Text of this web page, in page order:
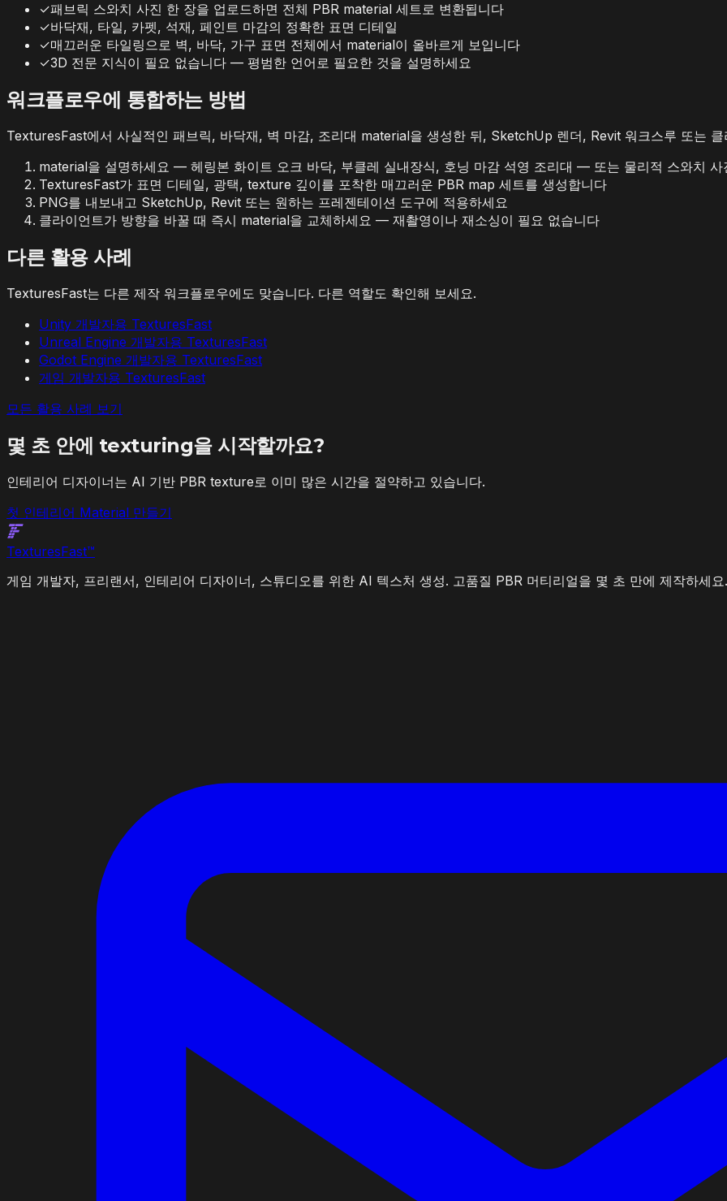
✓패브릭 스와치 사진 한 장을 업로드하면 전체 PBR material 세트로 변환됩니다
✓바닥재, 타일, 카펫, 석재, 페인트 마감의 정확한 표면 디테일
✓매끄러운 타일링으로 벽, 바닥, 가구 표면 전체에서 material이 올바르게 보입니다
✓3D 전문 지식이 필요 없습니다 — 평범한 언어로 필요한 것을 설명하세요
워크플로우에 통합하는 방법
TexturesFast에서 사실적인 패브릭, 바닥재, 벽 마감, 조리대 material을 생성한 뒤, SketchUp 렌더, Revit 워크스루 또는
material을 설명하세요 — 헤링본 화이트 오크 바닥, 부클레 실내장식, 호닝 마감 석영 조리대 — 또는 물리적 스와치 사
TexturesFast가 표면 디테일, 광택, texture 깊이를 포착한 매끄러운 PBR map 세트를 생성합니다
PNG를 내보내고 SketchUp, Revit 또는 원하는 프레젠테이션 도구에 적용하세요
클라이언트가 방향을 바꿀 때 즉시 material을 교체하세요 — 재촬영이나 재소싱이 필요 없습니다
다른 활용 사례
TexturesFast는 다른 제작 워크플로우에도 맞습니다. 다른 역할도 확인해 보세요.
Unity 개발자용 TexturesFast
Unreal Engine 개발자용 TexturesFast
Godot Engine 개발자용 TexturesFast
게임 개발자용 TexturesFast
모든 활용 사례 보기
몇 초 안에 texturing을 시작할까요?
인테리어 디자이너는 AI 기반 PBR texture로 이미 많은 시간을 절약하고 있습니다.
첫 인테리어 Material 만들기
TexturesFast™
게임 개발자, 프리랜서, 인테리어 디자이너, 스튜디오를 위한 AI 텍스처 생성. 고품질 PBR 머티리얼을 몇 초 만에 제작하세요.